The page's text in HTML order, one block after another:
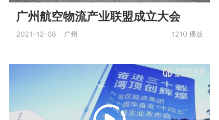
广州航空物流产业联盟成立大会
2021-12-08 广州 1210 播放